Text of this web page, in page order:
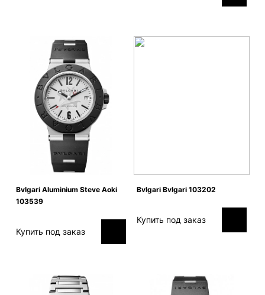
Bvlgari Aluminium Steve Aoki
103539
Купить под заказ
Bvlgari Bvlgari 103202
Купить под заказ